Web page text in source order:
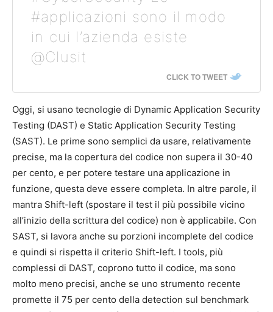
#applicazioni sono il modo
in cui l’azienda esiste
@Clusit
CLICK TO TWEET
Oggi, si usano tecnologie di Dynamic Application Security
Testing (DAST) e Static Application Security Testing
(SAST). Le prime sono semplici da usare, relativamente
precise, ma la copertura del codice non supera il 30-40
per cento, e per potere testare una applicazione in
funzione, questa deve essere completa. In altre parole, il
mantra Shift-left (spostare il test il più possibile vicino
all’inizio della scrittura del codice) non è applicabile. Con
SAST, si lavora anche su porzioni incomplete del codice
e quindi si rispetta il criterio Shift-left. I tools, più
complessi di DAST, coprono tutto il codice, ma sono
molto meno precisi, anche se uno strumento recente
promette il 75 per cento della detection sul benchmark